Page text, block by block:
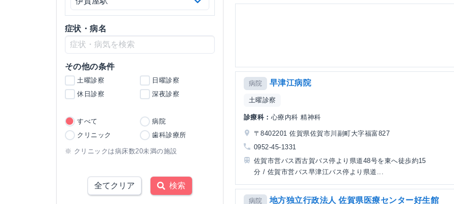
症状・病名
その他の条件
土曜診察
日曜診察
休日診察
深夜診察
すべて
病院
クリニック
歯科診療所
※ クリニックは病床数20未満の施設
全てクリア 検索
病院 早津江病院
土曜診察
診療科： 心療内科 精神科
〒8402201 佐賀県佐賀市川副町大字福富827
0952-45-1331
佐賀市営バス西古賀バス停より県道48号を東へ徒歩約15
分 / 佐賀市営バス早津江バス停より県道...
病院 地方独立行政法人 佐賀県医療センター好生館